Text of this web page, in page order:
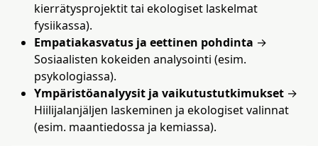
kierrätysprojektit tai ekologiset laskelmat
fysiikassa).
Empatiakasvatus ja eettinen pohdinta →
Sosiaalisten kokeiden analysointi (esim.
psykologiassa).
Ympäristöanalyysit ja vaikutustutkimukset →
Hiilijalanjäljen laskeminen ja ekologiset valinnat
(esim. maantiedossa ja kemiassa).